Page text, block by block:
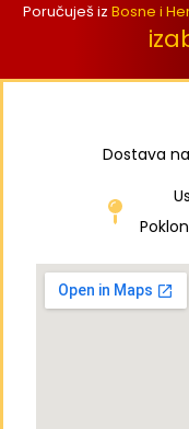
Poručuješ iz Bosne i
Dostava